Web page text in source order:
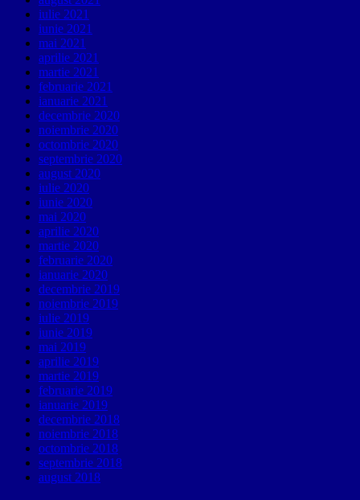
iulie 2021
iunie 2021
mai 2021
aprilie 2021
martie 2021
februarie 2021
ianuarie 2021
decembrie 2020
noiembrie 2020
octombrie 2020
septembrie 2020
august 2020
iulie 2020
iunie 2020
mai 2020
aprilie 2020
martie 2020
februarie 2020
ianuarie 2020
decembrie 2019
noiembrie 2019
iulie 2019
iunie 2019
mai 2019
aprilie 2019
martie 2019
februarie 2019
ianuarie 2019
decembrie 2018
noiembrie 2018
octombrie 2018
septembrie 2018
august 2018